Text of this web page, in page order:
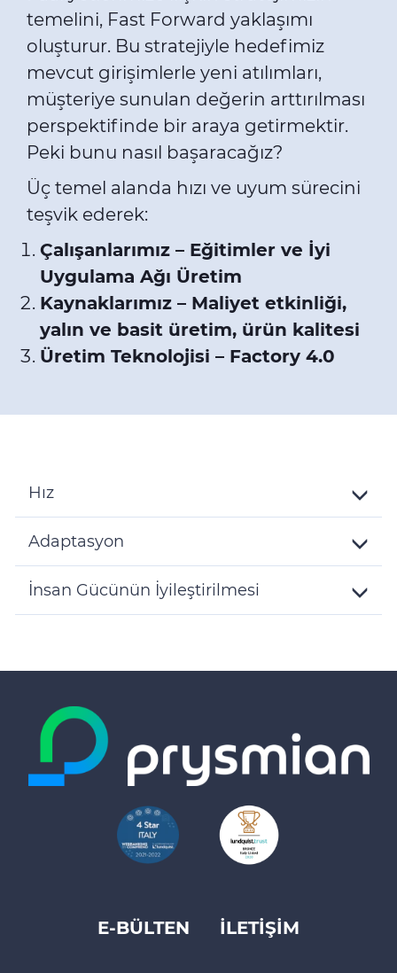
temelini, Fast Forward yaklaşımı
oluşturur. Bu stratejiyle hedefimiz
mevcut girişimlerle yeni atılımları,
müşteriye sunulan değerin arttırılması
perspektifinde bir araya getirmektir.
Peki bunu nasıl başaracağız?
Üç temel alanda hızı ve uyum sürecini
teşvik ederek:
Çalışanlarımız – Eğitimler ve İyi
Uygulama Ağı Üretim
Kaynaklarımız – Maliyet etkinliği,
yalın ve basit üretim, ürün kalitesi
Üretim Teknolojisi – Factory 4.0
Hız
Details
Adaptasyon
Details
İnsan Gücünün İyileştirilmesi
FooterE-BÜLTEN İLETİŞİM